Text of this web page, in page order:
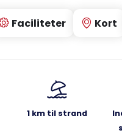
Faciliteter Kort
1 km til strand